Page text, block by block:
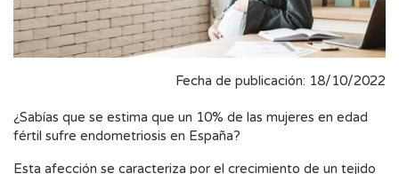
Fecha de publicación: 18/10/2022
¿Sabías que se estima que un 10% de las mujeres en edad
fértil sufre endometriosis en España?
Esta afección se caracteriza por el crecimiento de un tejido